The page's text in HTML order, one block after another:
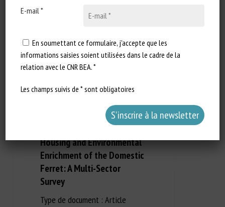
Housing and Environmental
Enrichment of the Domestic
Ferret: A Multi-Sector
Survey
Type de document : Article
E-mail *
En soumettant ce formulaire, j'accepte que les
informations saisies soient utilisées dans le cadre de la
relation avec le CNR BEA. *
Les champs suivis de * sont obligatoires